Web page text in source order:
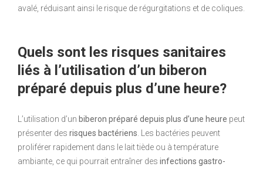
avalé, réduisant ainsi le risque de régurgitations et de coliques.
Quels sont les risques sanitaires
liés à l’utilisation d’un biberon
préparé depuis plus d’une heure?
L’utilisation d’un biberon préparé depuis plus d’une heure peut
présenter des risques bactériens. Les bactéries peuvent
proliférer rapidement dans le lait tiède ou à température
ambiante, ce qui pourrait entraîner des infections gastro-